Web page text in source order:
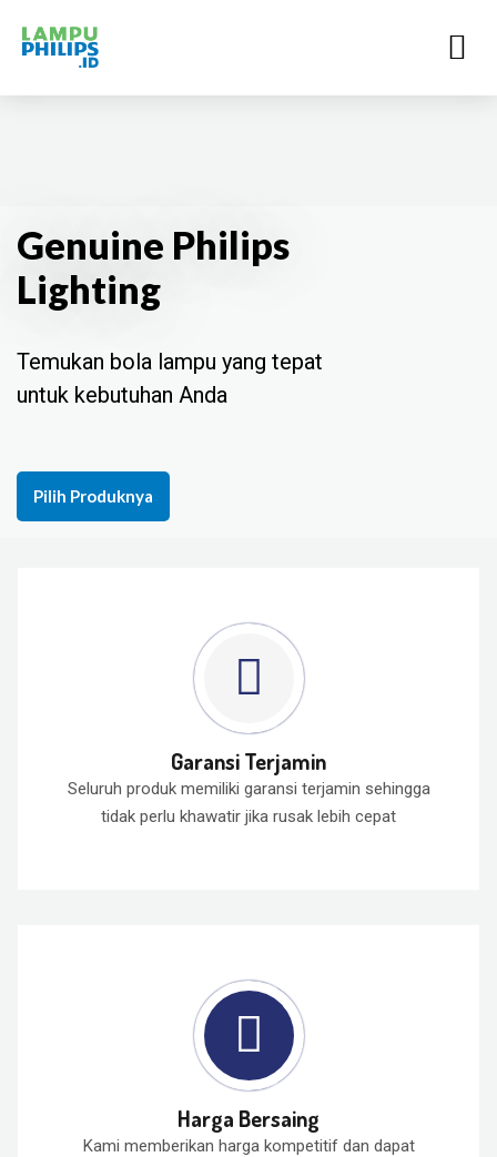
Genuine Philips
Lighting
Temukan bola lampu yang tepat
untuk kebutuhan Anda
Pilih Produknya
Garansi Terjamin
Seluruh produk memiliki garansi terjamin sehingga
tidak perlu khawatir jika rusak lebih cepat
Harga Bersaing
Kami memberikan harga kompetitif dan dapat